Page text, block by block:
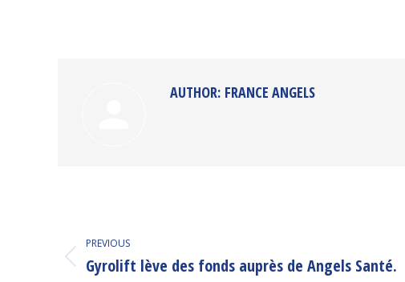
AUTHOR: FRANCE ANGELS
POST
NAVIGATION
PREVIOUS
Previous
Gyrolift lève des fonds auprès de Angels Santé.